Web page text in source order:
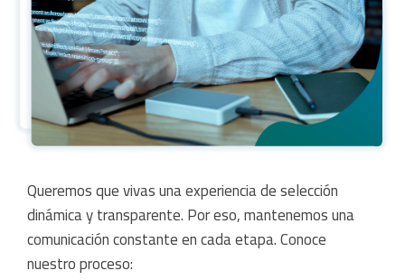
Queremos que vivas una experiencia de selección
dinámica y transparente. Por eso, mantenemos una
comunicación constante en cada etapa. Conoce
nuestro proceso: